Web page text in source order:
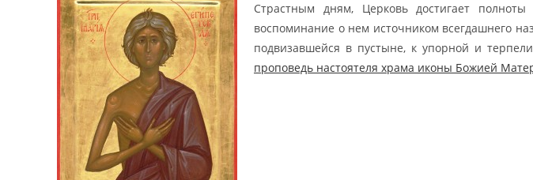
Страстным дням, Церковь достигает
воспоминание о нем источником всегдашнего
подвизавшейся в пустыне, к упорной и
проповедь настоятеля храма иконы Божией